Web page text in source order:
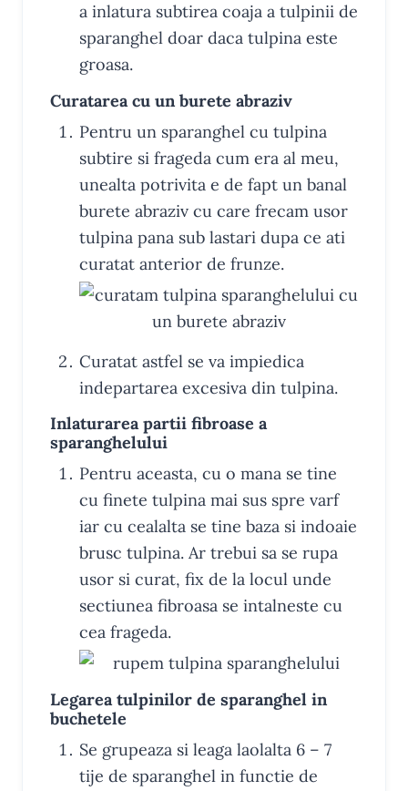
a inlatura subtirea coaja a tulpinii de
sparanghel doar daca tulpina este
groasa.
Curatarea cu un burete abraziv
Pentru un sparanghel cu tulpina
subtire si frageda cum era al meu,
unealta potrivita e de fapt un banal
burete abraziv cu care frecam usor
tulpina pana sub lastari dupa ce ati
curatat anterior de frunze.
Curatat astfel se va impiedica
indepartarea excesiva din tulpina.
Inlaturarea partii fibroase a
sparanghelului
Pentru aceasta, cu o mana se tine
cu finete tulpina mai sus spre varf
iar cu cealalta se tine baza si indoaie
brusc tulpina. Ar trebui sa se rupa
usor si curat, fix de la locul unde
sectiunea fibroasa se intalneste cu
cea frageda.
Legarea tulpinilor de sparanghel in
buchetele
Se grupeaza si leaga laolalta 6 – 7
tije de sparanghel in functie de